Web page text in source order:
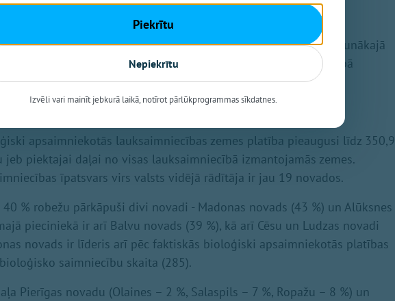
Bioloģiskās lauksaimniecības asociācijas (LBLA) apkopotā
BIO TOP 500, kas publicēts nozares žurnāla "BIOLOĢISKI" jaunākajā
pēc Lauku atbalsta dienesta statistikas par lauksaimniecībā
platībām, kas 2026. gadā pieteiktas atbalstam.
apsaimniekotās lauksaimniecības zemes platība pieaugusi līdz 350,9
piektajai daļai no visas lauksaimniecībā izmantojamās zemes.
īpatsvars virs valsts vidējā rādītāja ir jau 19 novados.
% robežu pārkāpuši divi novadi - Madonas novads (43 %) un Alūksnes
pieciniekā ir arī Balvu novads (39 %), kā arī Cēsu un Ludzas novadi
novads ir līderis arī pēc faktiskās bioloģiski apsaimniekotās platības
saimniecību skaita (285).
Pierīgas novadu (Olaines – 2 %, Salaspils – 7 %, Ropažu – 8 %) un
Piekrītu
Nepiekrītu
Izvēli vari mainīt jebkurā laikā, notīrot pārlūkprogrammas sīkdatnes.